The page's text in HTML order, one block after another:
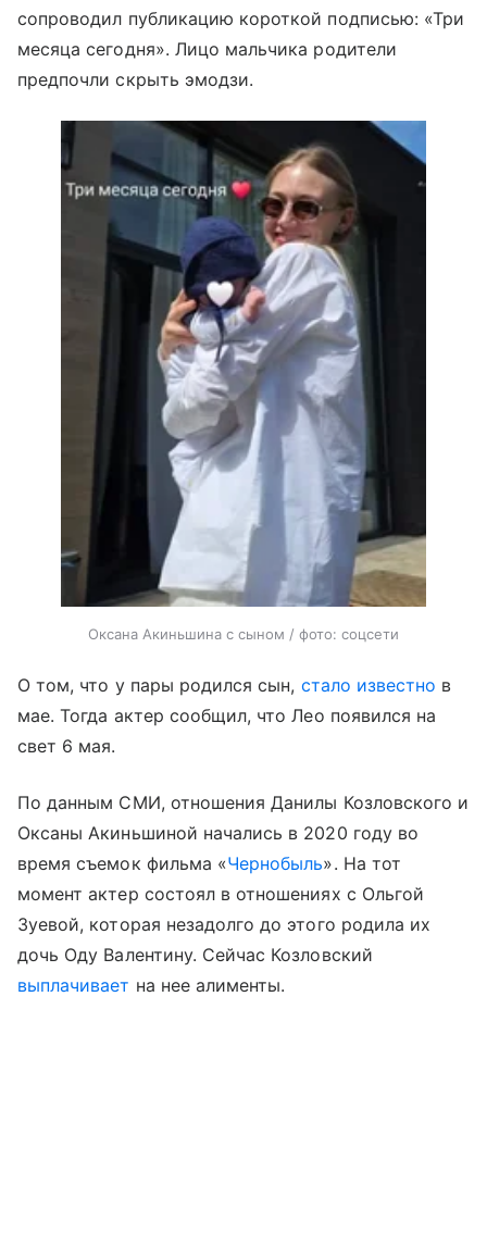
сопроводил публикацию короткой подписью: «Три
месяца сегодня». Лицо мальчика родители
предпочли скрыть эмодзи.
Оксана Акиньшина с сыном / фото: соцсети
О том, что у пары родился сын, стало известно в
мае. Тогда актер сообщил, что Лео появился на
свет 6 мая.
По данным СМИ, отношения Данилы Козловского и
Оксаны Акиньшиной начались в 2020 году во
время съемок фильма «Чернобыль». На тот
момент актер состоял в отношениях с Ольгой
Зуевой, которая незадолго до этого родила их
дочь Оду Валентину. Сейчас Козловский
выплачивает на нее алименты.